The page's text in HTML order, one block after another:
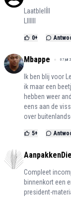
Laatblelĺll
Lllllll
0+
Mbappe 07 juli
Ik ben blij voor
ik maar een
hebben weer
eens aan de
over
5+
Compleet
binnenkort een
president-